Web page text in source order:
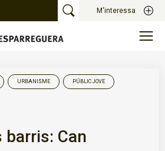
M'interessa
URBANISME PÚBLIC JOVE
barris: Can